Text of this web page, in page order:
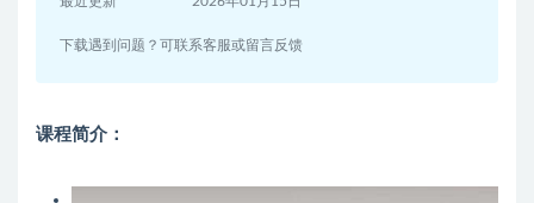
下载遇到问题？可联系客服或留言反馈
课程简介：